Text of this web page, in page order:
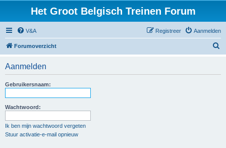
Het Groot Belgisch Treinen Forum
V&A Aanmelden
Registreer
Forumoverzicht
Aanmelden
Gebruikersnaam:
Wachtwoord:
Ik ben mijn wachtwoord vergeten
Stuur activatie-e-mail opnieuw